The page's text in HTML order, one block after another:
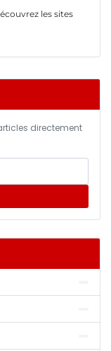
les sites
directement